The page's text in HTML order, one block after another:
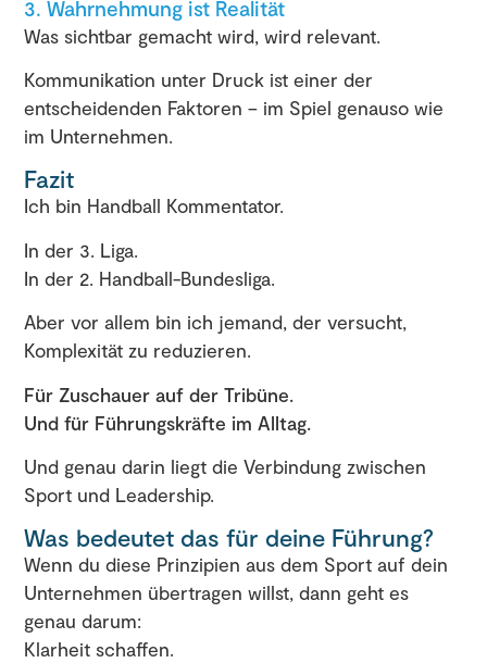
3. Wahrnehmung ist Realität
Was sichtbar gemacht wird, wird relevant.
Kommunikation unter Druck ist einer der
entscheidenden Faktoren – im Spiel genauso wie
im Unternehmen.
Fazit
Ich bin Handball Kommentator.
In der 3. Liga.
In der 2. Handball-Bundesliga.
Aber vor allem bin ich jemand, der versucht,
Komplexität zu reduzieren.
Für Zuschauer auf der Tribüne.
Und für Führungskräfte im Alltag.
Und genau darin liegt die Verbindung zwischen
Sport und Leadership.
Was bedeutet das für deine Führung?
Wenn du diese Prinzipien aus dem Sport auf dein
Unternehmen übertragen willst, dann geht es
genau darum:
Klarheit schaffen.